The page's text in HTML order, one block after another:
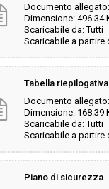
Documento allegato:
Dimensione: 496.34
Scaricabile da: Tutti
Scaricabile a partire
Tabella
Documento allegato:
Dimensione: 168.39
Scaricabile da: Tutti
Scaricabile a partire
Piano di sicurezza